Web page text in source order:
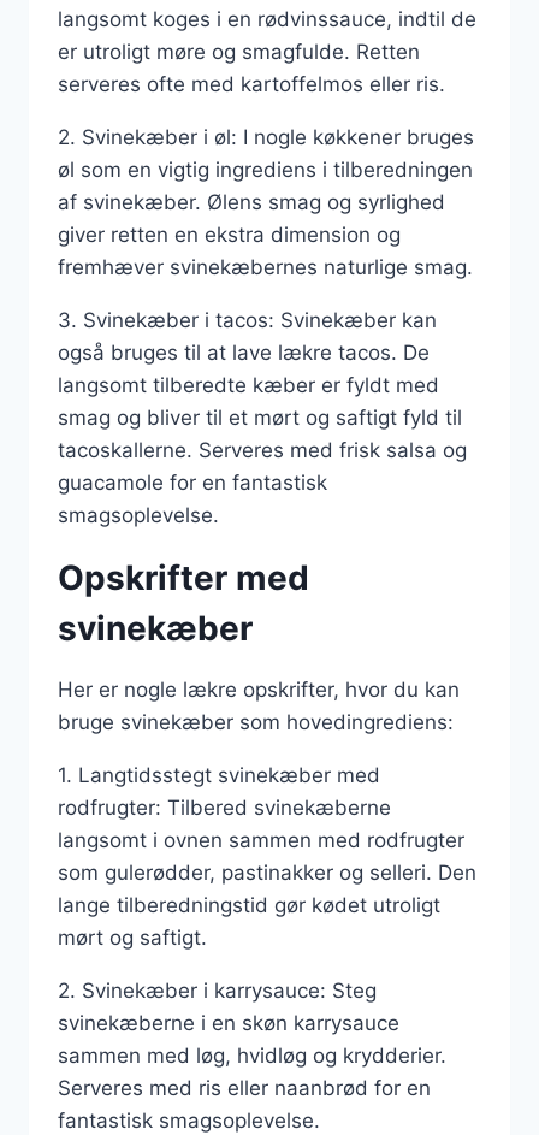
langsomt koges i en rødvinssauce, indtil de
er utroligt møre og smagfulde. Retten
serveres ofte med kartoffelmos eller ris.
2. Svinekæber i øl: I nogle køkkener bruges
øl som en vigtig ingrediens i tilberedningen
af svinekæber. Ølens smag og syrlighed
giver retten en ekstra dimension og
fremhæver svinekæbernes naturlige smag.
3. Svinekæber i tacos: Svinekæber kan
også bruges til at lave lækre tacos. De
langsomt tilberedte kæber er fyldt med
smag og bliver til et mørt og saftigt fyld til
tacoskallerne. Serveres med frisk salsa og
guacamole for en fantastisk
smagsoplevelse.
Opskrifter med
svinekæber
Her er nogle lækre opskrifter, hvor du kan
bruge svinekæber som hovedingrediens:
1. Langtidsstegt svinekæber med
rodfrugter: Tilbered svinekæberne
langsomt i ovnen sammen med rodfrugter
som gulerødder, pastinakker og selleri. Den
lange tilberedningstid gør kødet utroligt
mørt og saftigt.
2. Svinekæber i karrysauce: Steg
svinekæberne i en skøn karrysauce
sammen med løg, hvidløg og krydderier.
Serveres med ris eller naanbrød for en
fantastisk smagsoplevelse.